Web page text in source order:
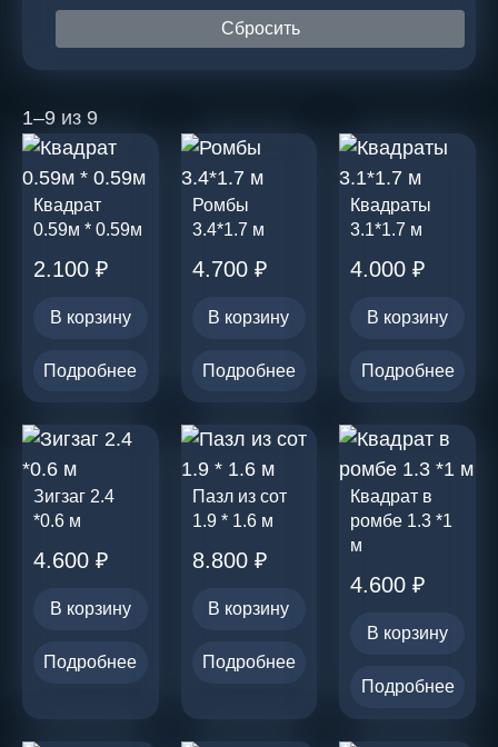
помещений
Сбросить
1–9 из 9
Квадрат
0.59м * 0.59м
2.100 ₽
В корзину
Подробнее
Ромбы
3.4*1.7 м
4.700 ₽
В корзину
Подробнее
Квадраты
3.1*1.7 м
4.000₽
В корзину
Подробнее
Зигзаг 2.4
*0.6 м
4.600 ₽
В корзину
Подробнее
Пазл из сот
1.9 * 1.6 м
8.800 ₽
В корзину
Подробнее
Квадрат в
ромбе 1.3 *1
м
4.600₽
В корзину
Подробнее